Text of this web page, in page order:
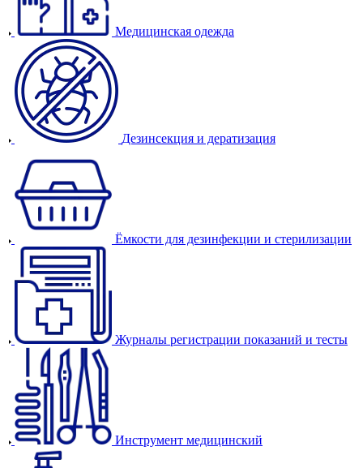
Медицинская одежда
Дезинсекция и дератизация
Ёмкости для дезинфекции и стерилизации
Журналы регистрации показаний и тесты
Инструмент медицинский